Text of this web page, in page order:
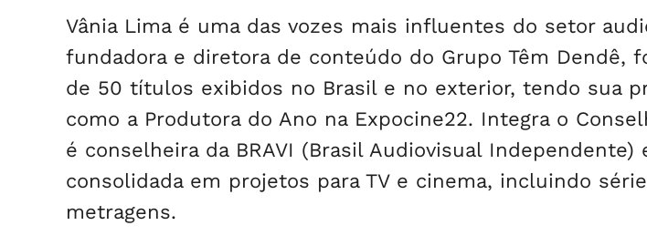
Vânia Lima é uma das vozes mais influentes do setor
fundadora e diretora de conteúdo do Grupo Têm Dendê,
de 50 títulos exibidos no Brasil e no exterior, tendo sua
como a Produtora do Ano na Expocine22. Integra o
é conselheira da BRAVI (Brasil Audiovisual
consolidada em projetos para TV e cinema, incluindo
metragens.